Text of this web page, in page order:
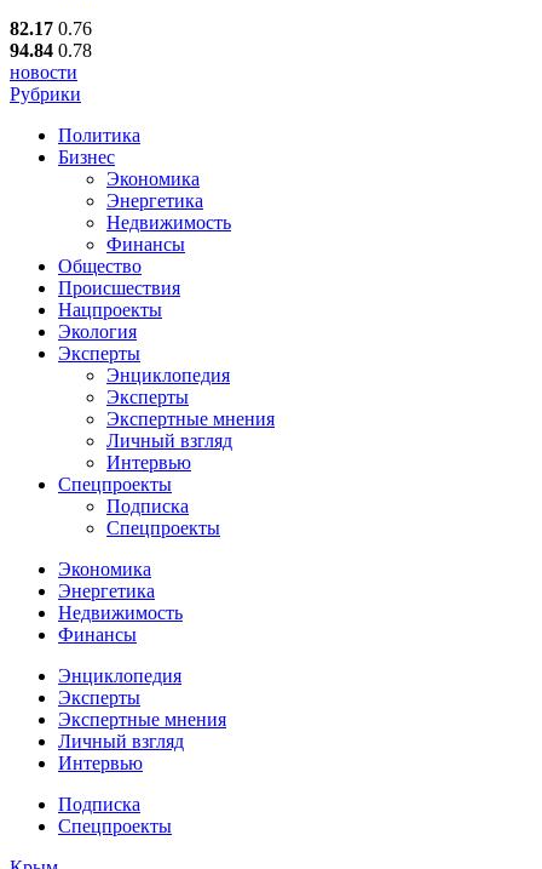
82.17 0.76
94.84 0.78
новости
Рубрики
Политика
Бизнес
Экономика
Энергетика
Недвижимость
Финансы
Общество
Происшествия
Нацпроекты
Экология
Эксперты
Энциклопедия
Эксперты
Экспертные мнения
Личный взгляд
Интервью
Спецпроекты
Подписка
Спецпроекты
Экономика
Энергетика
Недвижимость
Финансы
Энциклопедия
Эксперты
Экспертные мнения
Личный взгляд
Интервью
Подписка
Спецпроекты